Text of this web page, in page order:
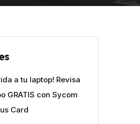
a tu laptop! Revisa
GRATIS con Sycom
Card